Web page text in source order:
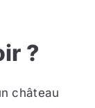
?
château